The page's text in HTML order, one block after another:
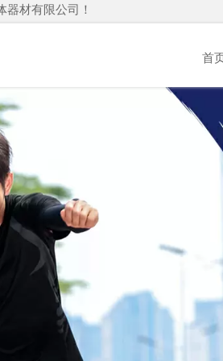
器材有限公司！
首